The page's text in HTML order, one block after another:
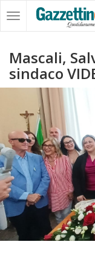
Mascali,
sindaco